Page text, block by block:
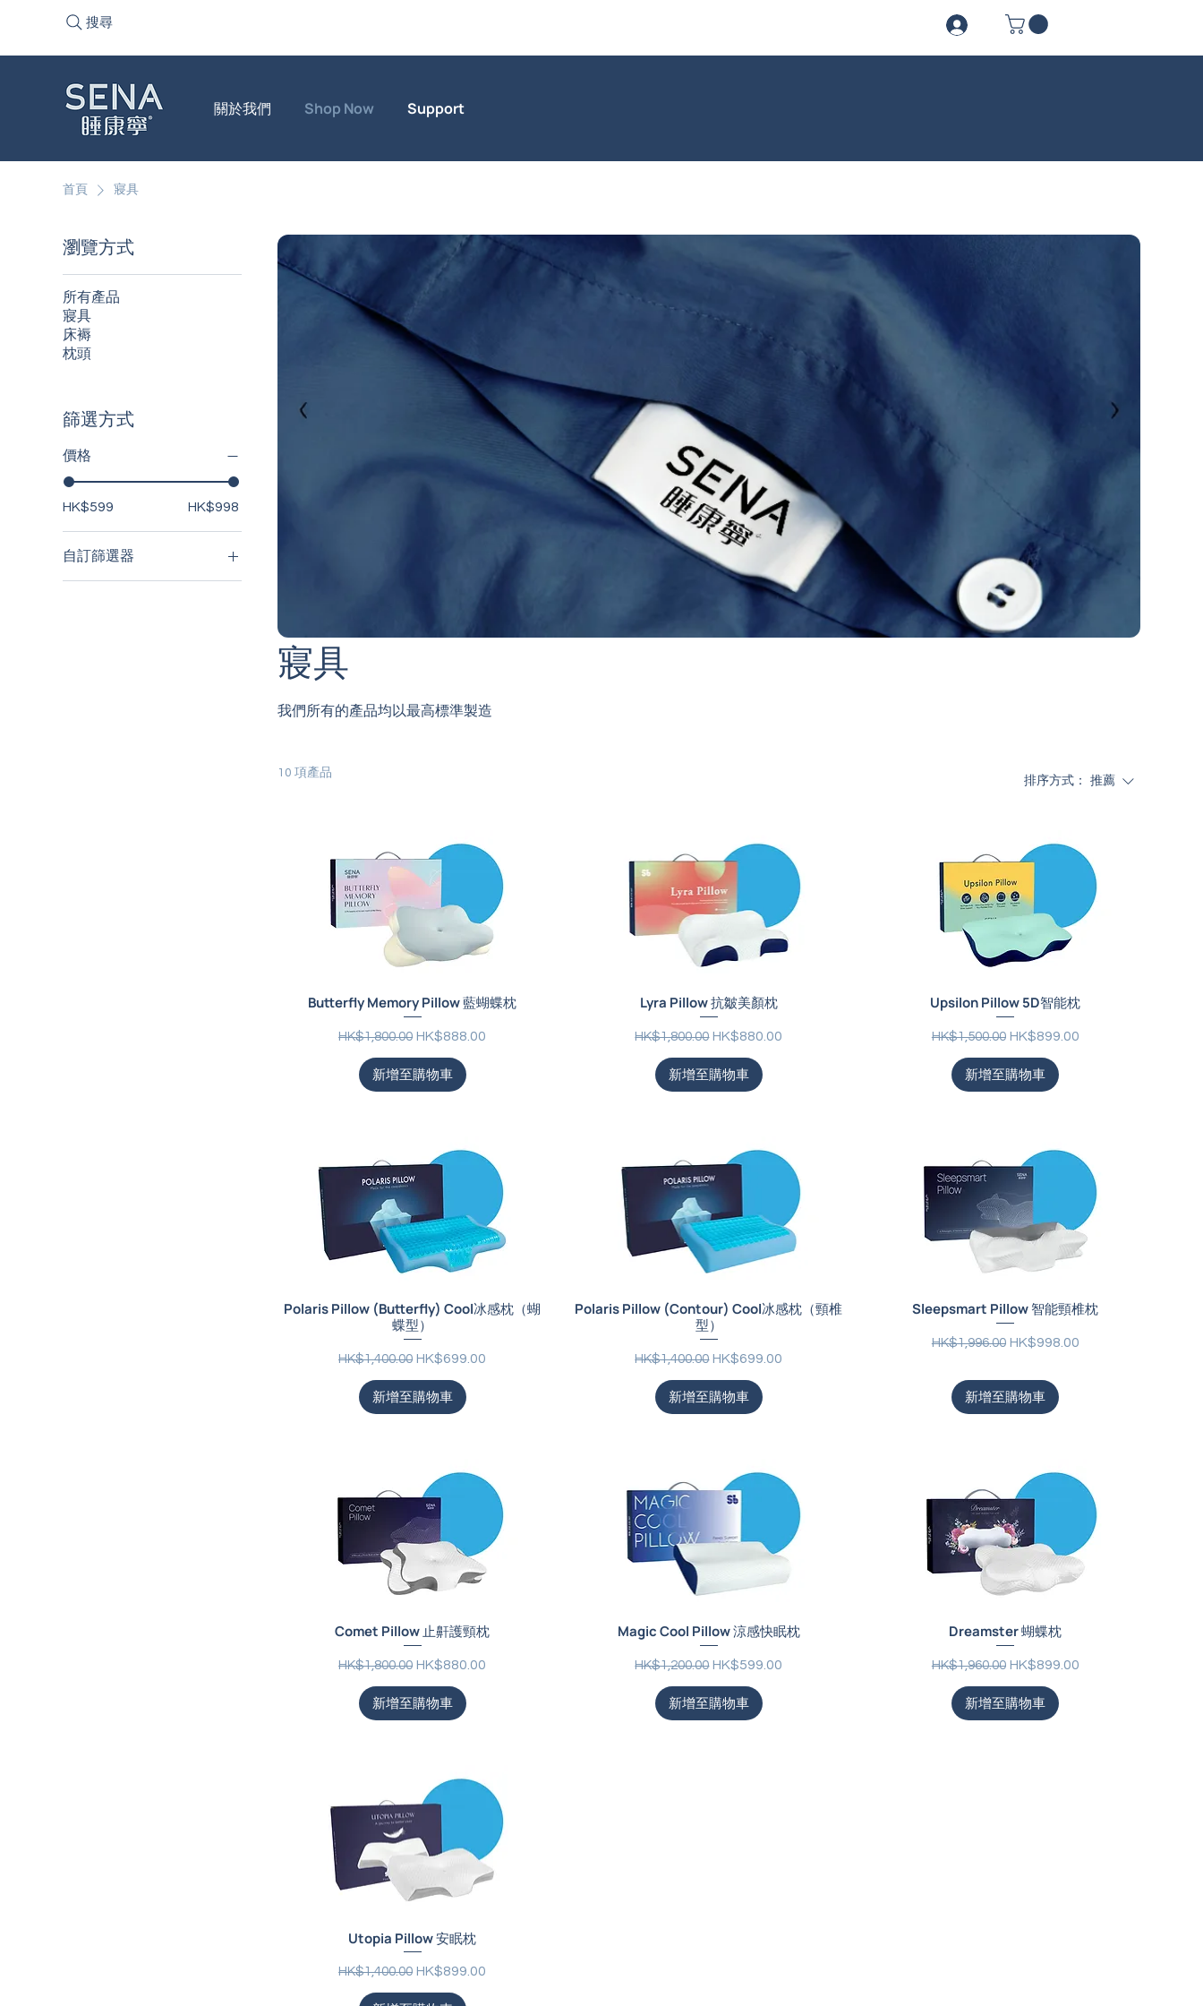
搜尋
關於我們 Shop Now Support
首頁 寢具
瀏覽方式
所有產品
寢具
床褥
枕頭
篩選方式
價格
HK$599 HK$998
自訂篩選器
寢具
我們所有的產品均以最高標準製造
10 項產品
排序方式： 推薦
Butterfly Memory Pillow 藍蝴蝶枕
一般價格
HK$1,800.00 促銷價格
HK$888.00
新增至購物車
Lyra Pillow 抗皺美顏枕
一般價格
HK$1,800.00 促銷價格
HK$880.00
新增至購物車
Upsilon Pillow 5D智能枕
一般價格
HK$1,500.00 促銷價格
HK$899.00
新增至購物車
Polaris Pillow (Butterfly) Cool冰感枕（蝴
蝶型）
一般價格
HK$1,400.00 促銷價格
HK$699.00
新增至購物車
Polaris Pillow (Contour) Cool冰感枕（頸椎
型）
一般價格
HK$1,400.00 促銷價格
HK$699.00
新增至購物車
Sleepsmart Pillow 智能頸椎枕
一般價格
HK$1,996.00 促銷價格
HK$998.00
新增至購物車
Comet Pillow 止鼾護頸枕
一般價格
HK$1,800.00 促銷價格
HK$880.00
新增至購物車
Magic Cool Pillow 涼感快眠枕
一般價格
HK$1,200.00 促銷價格
HK$599.00
新增至購物車
Dreamster 蝴蝶枕
一般價格
HK$1,960.00 促銷價格
HK$899.00
新增至購物車
Utopia Pillow 安眠枕
一般價格
HK$1,400.00 促銷價格
HK$899.00